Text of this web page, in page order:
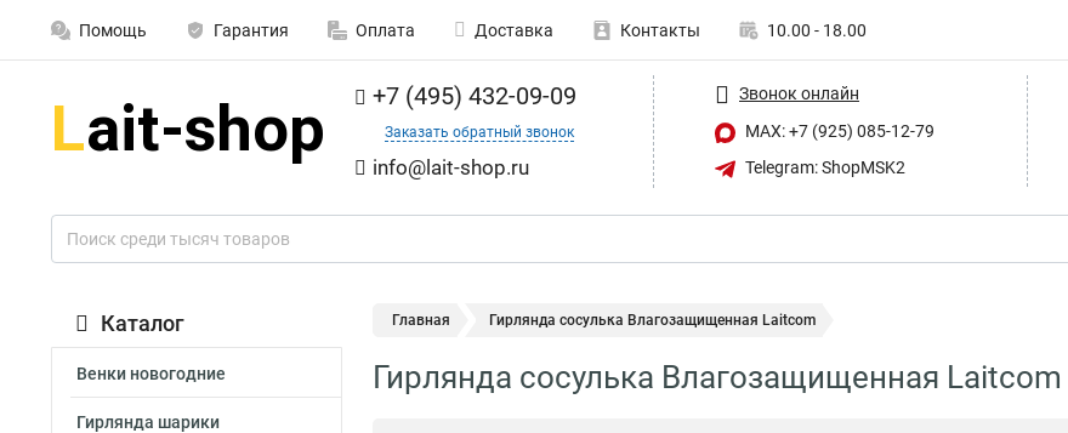
Помощь Гарантия Оплата Доставка Контакты 10.00 - 18.00
+7 (495) 432-09-09
Заказать обратный звонок
info@lait-shop.ru
Звонок онлайн
MAX: +7 (925) 085-12-79
Telegram: ShopMSK2
Каталог
Венки новогодние
Гирлянда шарики
Главная Гирлянда сосулька Влагозащищенная Laitcom
Гирлянда сосулька Влагозащищенная Laitcom